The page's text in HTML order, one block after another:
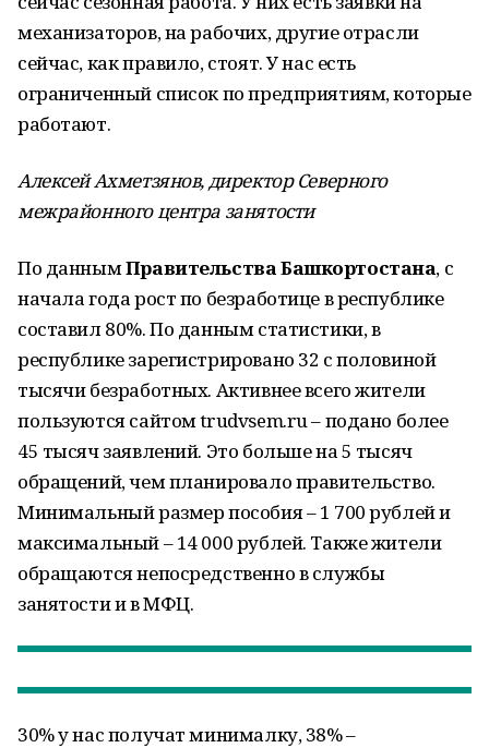
механизаторов, на рабочих, другие отрасли
сейчас, как правило, стоят. У нас есть
ограниченный список по предприятиям, которые
работают.
Алексей Ахметзянов, директор Северного
межрайонного центра занятости
По даннымПравительства Башкортостана, с
начала года рост по безработице в республике
составил 80%. По данным статистики, в
республике зарегистрировано 32 с половиной
тысячи безработных. Активнее всего жители
пользуются сайтом trudvsem.ru – подано более
45 тысяч заявлений. Это больше на 5 тысяч
обращений, чем планировало правительство.
Минимальный размер пособия – 1 700 рублей и
максимальный – 14 000 рублей. Также жители
обращаются непосредственно в службы
занятости и в МФЦ.
30% у нас получат минималку, 38% –